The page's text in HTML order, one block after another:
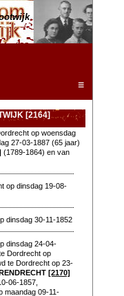
☰
[2164]
op woensdag
27-03-1887 (65 jaar)
(1789-1864) en van
op dinsdag 19-08-
dinsdag 30-11-1852
dinsdag 24-04-
Dordrecht op
te Dordrecht op 23-
[2170]
06-1857,
maandag 09-11-